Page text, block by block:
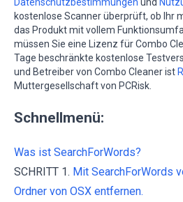
Datenschutzbestimmungen und
kostenlose Scanner überprüft, ob Ihr
das Produkt mit vollem
müssen Sie eine Lizenz für Combo
Tage beschränkte kostenlose
und Betreiber von Combo Cleaner ist
Muttergesellschaft von PCRisk.
Schnellmenü:
Was ist SearchForWords?
SCHRITT 1. Mit SearchForWords
Ordner von OSX entfernen.